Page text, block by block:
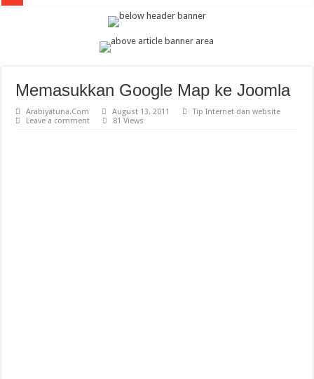
Memasukkan Google Map ke Joomla
Arabiyatuna.Com August 13, 2011
Tip Internet dan website
Leave a comment
81 Views